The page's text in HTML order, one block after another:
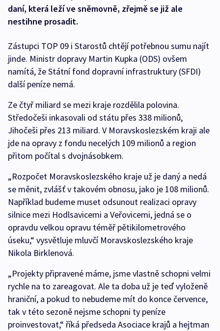
daní, která leží ve sněmovně, zřejmě se již ale
nestihne prosadit.
Zástupci TOP 09 i Starostů chtějí potřebnou sumu najít
jinde. Ministr dopravy Martin Kupka (ODS) ovšem
namítá, že Státní fond dopravní infrastruktury (SFDI)
další peníze nemá.
Ze čtyř miliard se mezi kraje rozdělila polovina.
Středočeši inkasovali od státu přes 338 milionů,
Jihočeši přes 213 miliard. V Moravskoslezském kraji ale
jde na opravy z fondu necelých 109 milionů a region
přitom počítal s dvojnásobkem.
„Rozpočet Moravskoslezského kraje už je daný a nedá
se měnit, zvlášť v takovém obnosu, jako je 108 milionů.
Například budeme muset odsunout realizaci opravy
silnice mezi Hodlsavicemi a Veřovicemi, jedná se o
opravdu velkou opravu téměř pětikilometrového
úseku,“ vysvětluje mluvčí Moravskoslezského kraje
Nikola Birklenová.
„Projekty připravené máme, jsme vlastně schopni velmi
rychle na to zareagovat. Ale ta doba už je teď vyloženě
hraniční, a pokud to nebudeme mít do konce července,
tak v této sezoně nejsme schopni ty peníze
proinvestovat,“ říká předseda Asociace krajů a hejtman